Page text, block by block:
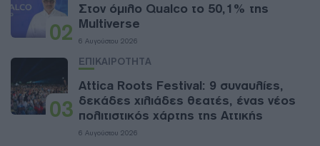
02
Στον όμιλο Qualco το 50,1% της
Multiverse
6 Αυγούστου 2026
03
ΕΠΙΚΑΙΡΟΤΗΤΑ
Attica Roots Festival: 9 συναυλίες,
δεκάδες χιλιάδες θεατές, ένας νέος
πολιτιστικός χάρτης της Αττικής
6 Αυγούστου 2026